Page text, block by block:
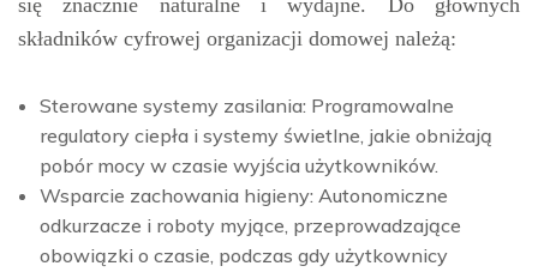
się znacznie naturalne i wydajne. Do głównych
składników cyfrowej organizacji domowej należą:
Sterowane systemy zasilania: Programowalne
regulatory ciepła i systemy świetlne, jakie obniżają
pobór mocy w czasie wyjścia użytkowników.
Wsparcie zachowania higieny: Autonomiczne
odkurzacze i roboty myjące, przeprowadzające
obowiązki o czasie, podczas gdy użytkownicy